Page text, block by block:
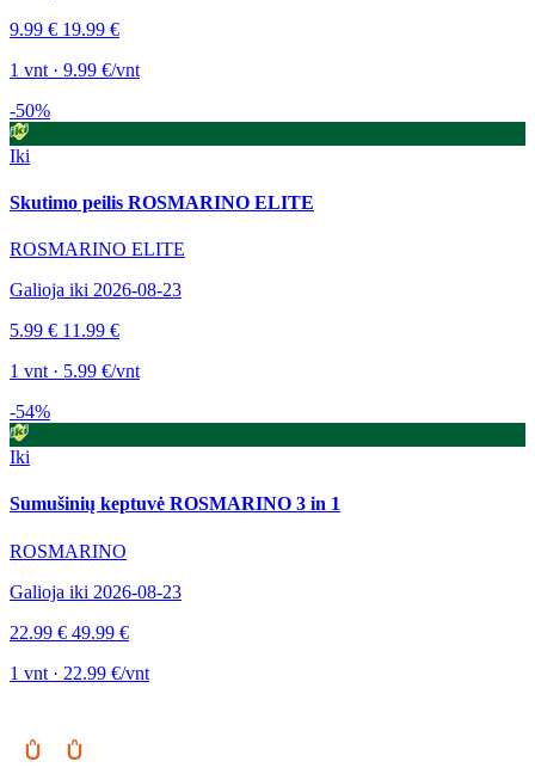
9.99 € 19.99 €
1 vnt · 9.99 €/vnt
-50%
Iki
Skutimo peilis ROSMARINO ELITE
ROSMARINO ELITE
Galioja iki 2026-08-23
5.99 € 11.99 €
1 vnt · 5.99 €/vnt
-54%
Iki
Sumušinių keptuvė ROSMARINO 3 in 1
ROSMARINO
Galioja iki 2026-08-23
22.99 € 49.99 €
1 vnt · 22.99 €/vnt